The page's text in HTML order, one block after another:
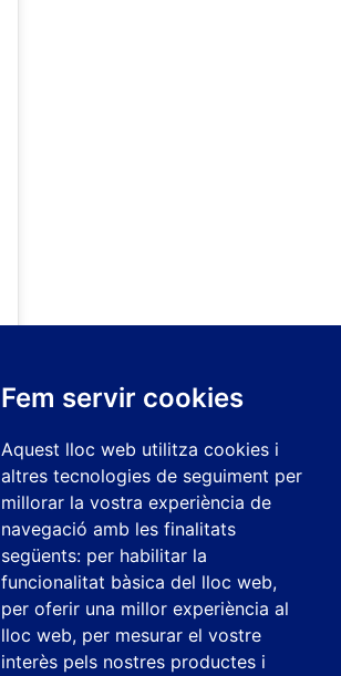
Fem servir cookies
Aquest lloc web utilitza cookies i
altres tecnologies de seguiment per
millorar la vostra experiència de
navegació amb les finalitats
següents: per habilitar la
funcionalitat bàsica del lloc web,
per oferir una millor experiència al
lloc web, per mesurar el vostre
interès pels nostres productes i